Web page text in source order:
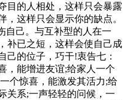
目的人相处，这样只会暴露
，这样只会显示你的缺点。
自己。与互补型的人在一
补已之短，这样会使自己成
己的位子，巧干!衷告七：
，能增进友谊;给家人一个
个惊喜，能激发其活力;给
关系;一声轻轻的问候，一